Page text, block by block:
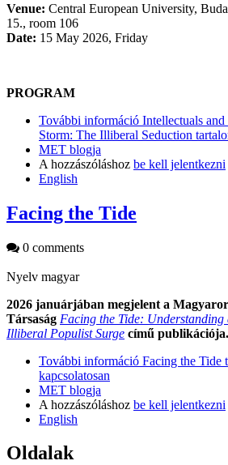
Venue: Central European University,
15., room 106
Date: 15 May 2026, Friday
PROGRAM
További információ Intellectuals
Storm: The Illiberal Seduction
MET blogja
A hozzászóláshoz be kell jelentkezni
English
Facing the Tide
0 comments
Nyelv magyar
2026 januárjában megjelent a
Társaság Facing the Tide:
Illiberal Populist Surge című publikációja.
További információ Facing the Tide
kapcsolatosan
MET blogja
A hozzászóláshoz be kell jelentkezni
English
Oldalak